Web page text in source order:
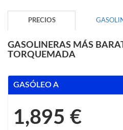
PRECIOS
GASOLINERAS MÁS
TORQUEMADA
GASÓLEO A
1,895 €